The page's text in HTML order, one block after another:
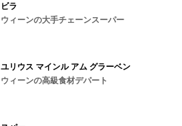
ビラ
ウィーンの大手チェーンスーパー
ユリウス マインル アム グラーベン
ウィーンの高級食材デパート